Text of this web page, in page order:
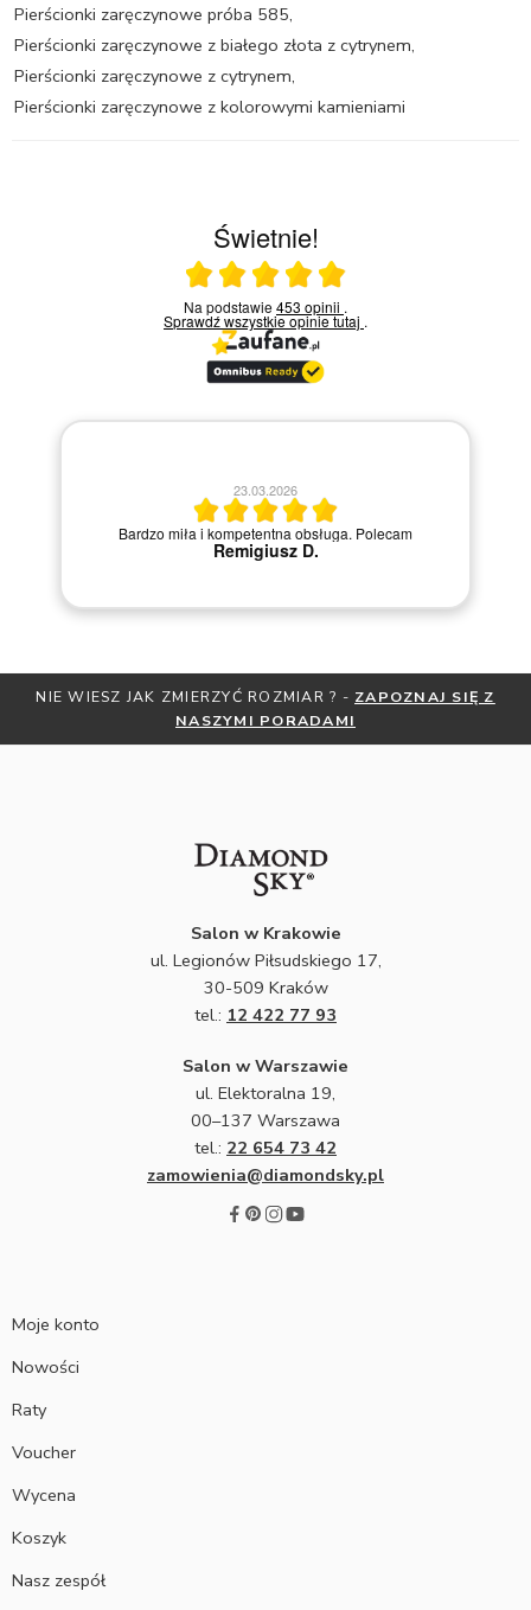
Pierścionki zaręczynowe próba 585,
Pierścionki zaręczynowe z białego złota z cytrynem,
Pierścionki zaręczynowe z cytrynem,
Pierścionki zaręczynowe z kolorowymi kamieniami
Świetnie!
Ocena średnia 5 na 5
Na podstawie453 opinii .
Sprawdź wszystkie opinietutaj .
20.03.2026
Zakup przeszedł poztywnie
NIE WIESZ JAK ZMIERZYĆ ROZMIAR ? - ZAPOZNAJ SIĘ Z
NASZYMI PORADAMI
Salon w Krakowie
ul. Legionów Piłsudskiego 17,
30-509 Kraków
tel.: 12 422 77 93
Salon w Warszawie
ul. Elektoralna 19,
00–137 Warszawa
tel.: 22 654 73 42
zamowienia@diamondsky.pl
Moje konto
Nowości
Raty
Voucher
Wycena
Koszyk
Nasz zespół